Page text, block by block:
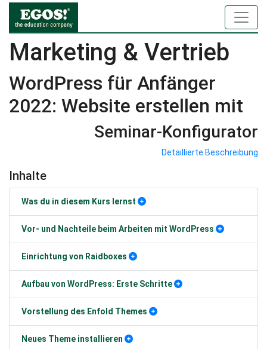
Marketing & Vertrieb
WordPress für Anfänger
2022: Website erstellen mit
Seminar-Konfigurator
Detaillierte Beschreibung
Inhalte
Was du in diesem Kurs lernst
Vor- und Nachteile beim Arbeiten mit WordPress
Einrichtung von Raidboxes
Aufbau von WordPress: Erste Schritte
Vorstellung des Enfold Themes
Neues Theme installieren